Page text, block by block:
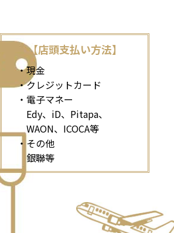
【店頭支払い方法】
・現金
・クレジットカード
・電子マネー
Edy、iD、Pitapa、
WAON、ICOCA等
・その他
銀聯等